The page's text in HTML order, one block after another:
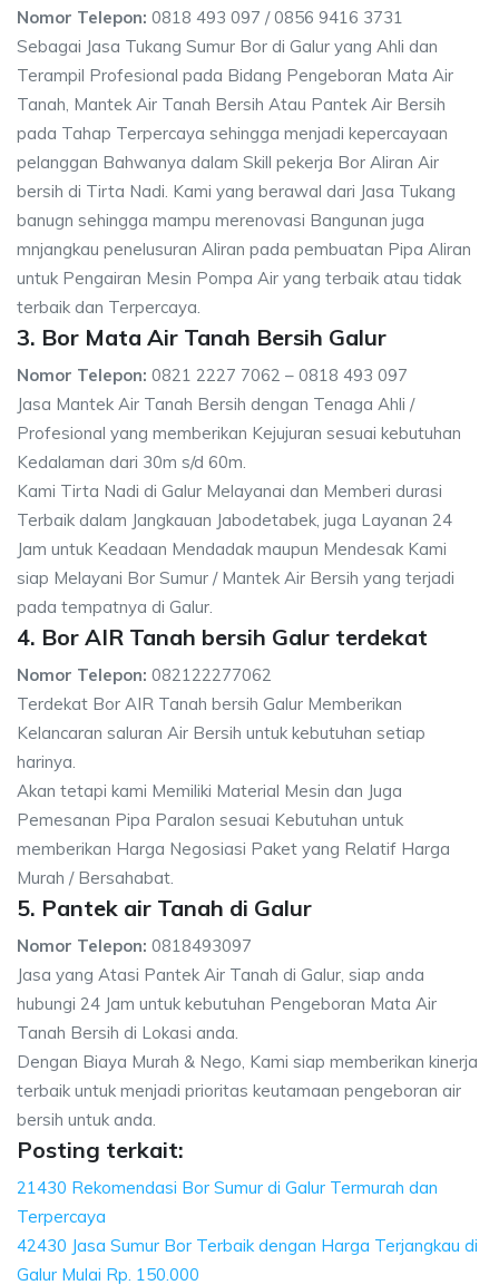
Nomor Telepon: 0818 493 097 / 0856 9416 3731
Sebagai Jasa Tukang Sumur Bor di Galur yang Ahli dan
Terampil Profesional pada Bidang Pengeboran Mata Air
Tanah, Mantek Air Tanah Bersih Atau Pantek Air Bersih
pada Tahap Terpercaya sehingga menjadi kepercayaan
pelanggan Bahwanya dalam Skill pekerja Bor Aliran Air
bersih di Tirta Nadi. Kami yang berawal dari Jasa Tukang
banugn sehingga mampu merenovasi Bangunan juga
mnjangkau penelusuran Aliran pada pembuatan Pipa Aliran
untuk Pengairan Mesin Pompa Air yang terbaik atau tidak
terbaik dan Terpercaya.
3. Bor Mata Air Tanah Bersih Galur
Nomor Telepon: 0821 2227 7062 – 0818 493 097
Jasa Mantek Air Tanah Bersih dengan Tenaga Ahli /
Profesional yang memberikan Kejujuran sesuai kebutuhan
Kedalaman dari 30m s/d 60m.
Kami Tirta Nadi di Galur Melayanai dan Memberi durasi
Terbaik dalam Jangkauan Jabodetabek, juga Layanan 24
Jam untuk Keadaan Mendadak maupun Mendesak Kami
siap Melayani Bor Sumur / Mantek Air Bersih yang terjadi
pada tempatnya di Galur.
4. Bor AIR Tanah bersih Galur terdekat
Nomor Telepon: 082122277062
Terdekat Bor AIR Tanah bersih Galur Memberikan
Kelancaran saluran Air Bersih untuk kebutuhan setiap
harinya.
Akan tetapi kami Memiliki Material Mesin dan Juga
Pemesanan Pipa Paralon sesuai Kebutuhan untuk
memberikan Harga Negosiasi Paket yang Relatif Harga
Murah / Bersahabat.
5. Pantek air Tanah di Galur
Nomor Telepon: 0818493097
Jasa yang Atasi Pantek Air Tanah di Galur, siap anda
hubungi 24 Jam untuk kebutuhan Pengeboran Mata Air
Tanah Bersih di Lokasi anda.
Dengan Biaya Murah & Nego, Kami siap memberikan kinerja
terbaik untuk menjadi prioritas keutamaan pengeboran air
bersih untuk anda.
Posting terkait:
21430 Rekomendasi Bor Sumur di Galur Termurah dan
Terpercaya
42430 Jasa Sumur Bor Terbaik dengan Harga Terjangkau di
Galur Mulai Rp. 150.000